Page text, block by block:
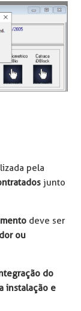
pela
junto
deve ser
ou
do
instalação e